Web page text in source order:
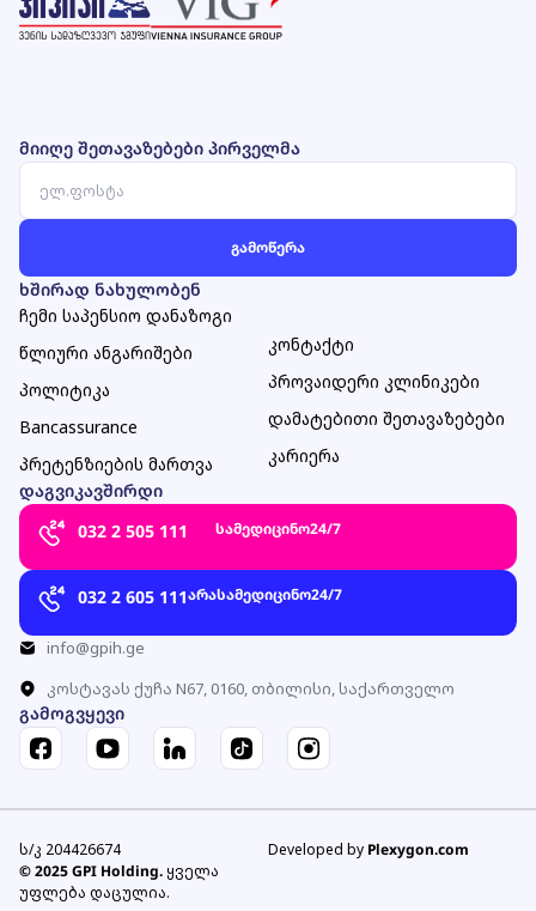
მიიღე შეთავაზებები პირველმა
ხშირად ნახულობენ
ჩემი საპენსიო დანაზოგი
წლიური ანგარიშები
პოლიტიკა
Bancassurance
პრეტენზიების მართვა
კონტაქტი
პროვაიდერი კლინიკები
დამატებითი შეთავაზებები
კარიერა
დაგვიკავშირდი
032 2 505 111
სამედიცინო24/7
032 2 605 111არასამედიცინო24/7
info@gpih.ge
კოსტავას ქუჩა N67, 0160, თბილისი, საქართველო
გამოგვყევი
ს/კ 204426674
© 2025 GPI Holding.ყველა
უფლება დაცულია.
Developed by Plexygon.com